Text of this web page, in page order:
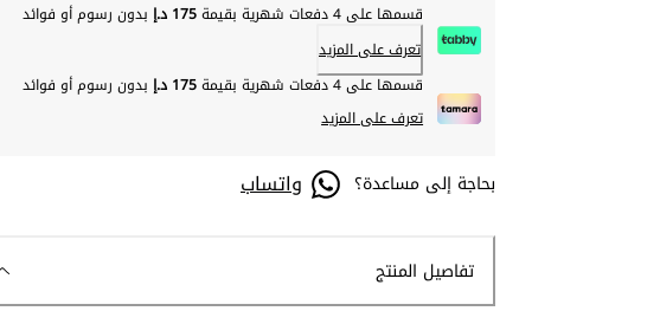
قسمها على 4 دفعات شهرية بقيمة 175 د.إ
بدون رسوم أو فوائد
تعرف على المزيد
قسمها على 4 دفعات شهرية بقيمة
175 د.إ
بدون رسوم أو فوائد
تعرف على المزيد
بحاجة إلى مساعدة؟ واتساب
تفاصيل المنتج